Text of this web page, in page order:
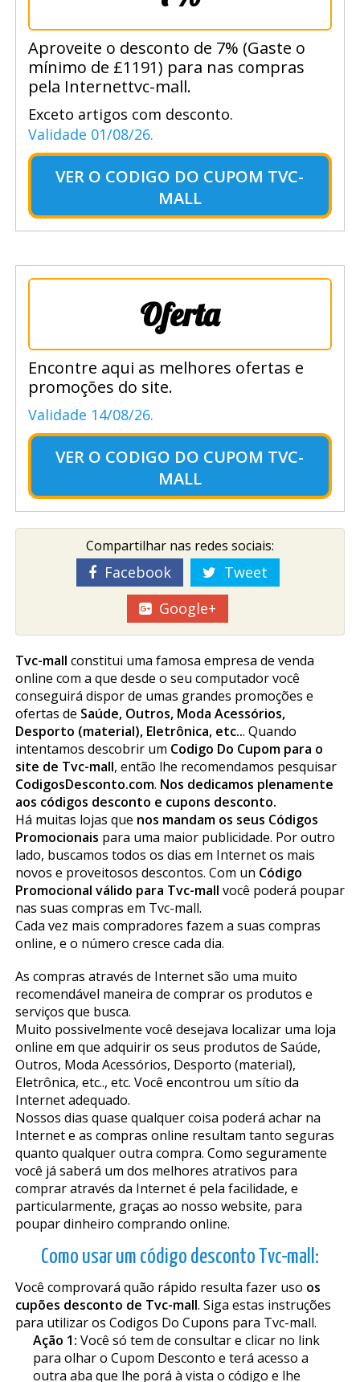
Aproveite o desconto de 7% (Gaste o
mínimo de £1191) para nas compras
pela Internettvc-mall.
Exceto artigos com desconto.
Validade 01/08/26.
VER O CODIGO DO CUPOM TVC-
MALL
Oferta
Encontre aqui as melhores ofertas e
promoções do site.
Validade 14/08/26.
VER O CODIGO DO CUPOM TVC-
MALL
Compartilhar nas redes sociais:
Facebook
Tweet
Google+
Tvc-mall constitui uma famosa empresa de venda
online com a que desde o seu computador você
conseguirá dispor de umas grandes promoções e
ofertas de Saúde, Outros, Moda Acessórios,
Desporto (material), Eletrônica, etc... Quando
intentamos descobrir um Codigo Do Cupom para o
site de Tvc-mall, então lhe recomendamos pesquisar
CodigosDesconto.com. Nos dedicamos plenamente
aos códigos desconto e cupons desconto.
Há muitas lojas que nos mandam os seus Códigos
Promocionais para uma maior publicidade. Por outro
lado, buscamos todos os dias em Internet os mais
novos e proveitosos descontos. Com un Código
Promocional válido para Tvc-mall você poderá poupar
nas suas compras em Tvc-mall.
Cada vez mais compradores fazem a suas compras
online, e o número cresce cada dia.
As compras através de Internet são uma muito
recomendável maneira de comprar os produtos e
serviços que busca.
Muito possivelmente você desejava localizar uma loja
online em que adquirir os seus produtos de Saúde,
Outros, Moda Acessórios, Desporto (material),
Eletrônica, etc.., etc. Você encontrou um sítio da
Internet adequado.
Nossos dias quase qualquer coisa poderá achar na
Internet e as compras online resultam tanto seguras
quanto qualquer outra compra. Como seguramente
você já saberá um dos melhores atrativos para
comprar através da Internet é pela facilidade, e
particularmente, graças ao nosso website, para
poupar dinheiro comprando online.
Como usar um código desconto Tvc-mall:
Você comprovará quão rápido resulta fazer uso os
cupões desconto de Tvc-mall. Siga estas instruções
para utilizar os Codigos Do Cupons para Tvc-mall.
Ação 1: Você só tem de consultar e clicar no link
para olhar o Cupom Desconto e terá acesso a
outra aba que lhe porá à vista o código e lhe